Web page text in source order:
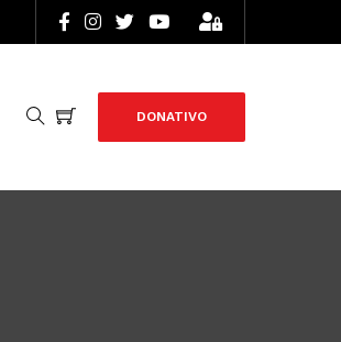
DONATIVO